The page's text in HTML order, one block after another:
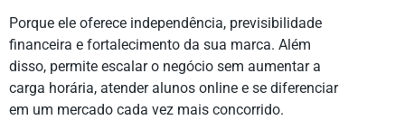
Porque ele oferece independência, previsibilidade
financeira e fortalecimento da sua marca. Além
disso, permite escalar o negócio sem aumentar a
carga horária, atender alunos online e se diferenciar
em um mercado cada vez mais concorrido.